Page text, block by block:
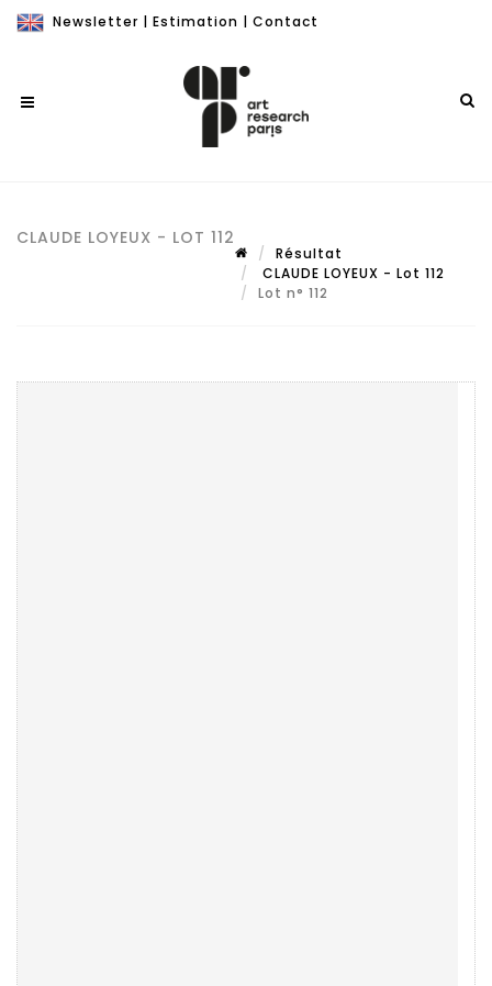
Newsletter | Estimation | Contact
CLAUDE LOYEUX - LOT 112
Résultat
CLAUDE LOYEUX - Lot 112
Lot n° 112